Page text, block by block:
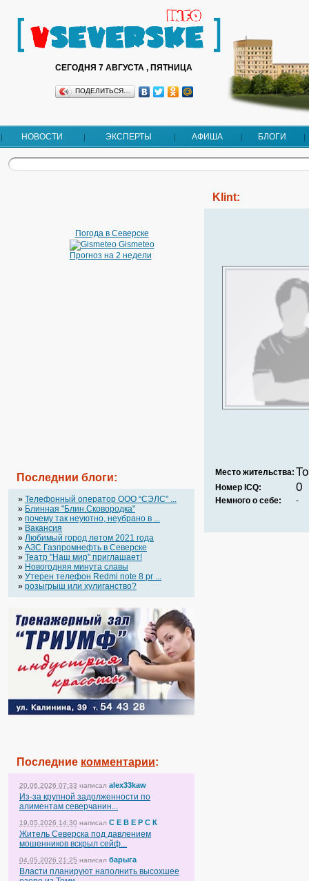
СЕГОДНЯ 7 АВГУСТА , ПЯТНИЦА
ПОДЕЛИТЬСЯ…
НОВОСТИ ЭКСПЕРТЫ АФИША БЛОГИ
Погода в Северске
Gismeteo
Прогноз на 2 недели
Последнии блоги:
» Телефонный оператор OOO “СЭЛС” ...
» Блинная "Блин.Сковородка"
» почему так неуютно, неубрано в ...
» Вакансия
» Любимый город летом 2021 года
» АЗС Газпромнефть в Северске
» Театр "Наш мир" приглашает!
» Новогодняя минута славы
» Утерен телефон Redmi note 8 pr ...
» розыгрыш или хулиганство?
Последние комментарии:
20.06.2026 07:33 написал alex33kaw
Из-за крупной задолженности по
алиментам северчанин...
19.05.2026 14:30 написал С Е В Е Р С К
Житель Северска под давлением
мошенников вскрыл сейф...
04.05.2026 21:25 написал барыга
Власти планируют наполнить высохшее
Klint:
Место жительства:
Номер ICQ: 0
Немного о себе: -